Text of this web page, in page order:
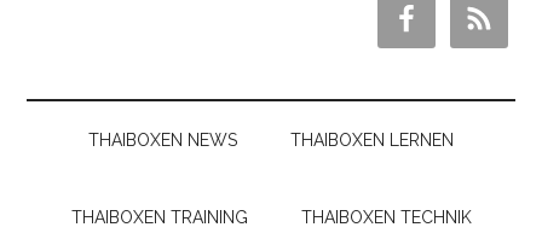
THAIBOXEN NEWS THAIBOXEN LERNEN
THAIBOXEN TRAINING THAIBOXEN TECHNIK